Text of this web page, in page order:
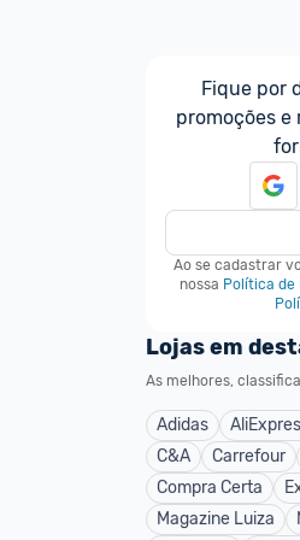
Fique por
promoções
Ao se cadastrar
nossa Política de
Lojas em
As melhores,
Adidas
C&A
Carrefour
Compra Certa
Magazine Luiza